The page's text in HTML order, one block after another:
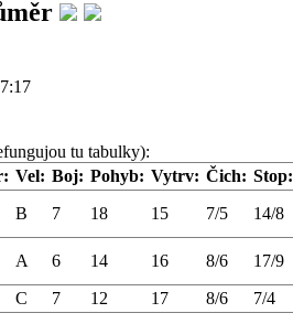
tu tabulky):
Vel: Boj: Pohyb: Vytrv: Čich: Stop:
B 7 18 15 7/5 14/8
A 6 14 16 8/6
17/9
C 7 12 17 8/6
7/4